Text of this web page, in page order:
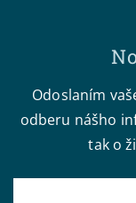
Odoslaním
odberu nášho
tak o